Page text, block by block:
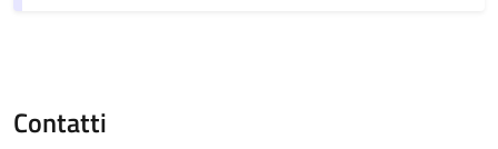
Contatti